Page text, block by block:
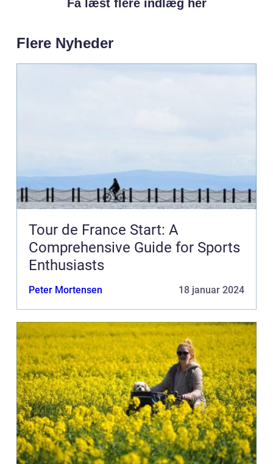
Få læst flere indlæg her
Flere Nyheder
Tour de France Start: A
Comprehensive Guide for Sports
Enthusiasts
Peter Mortensen 18 januar 2024